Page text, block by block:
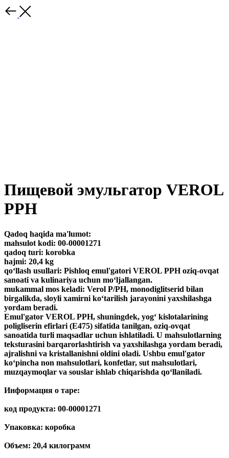
Пищевой эмульгатор VEROL
PPH
Qadoq haqida ma'lumot:
mahsulot kodi: 00-00001271
qadoq turi: korobka
hajmi: 20,4 kg
qo‘llash usullari: Pishloq emul'gatori VEROL PPH oziq-ovqat
sanoati va kulinariya uchun mo‘ljallangan.
mukammal mos keladi: Verol P/PH, monodiglitserid bilan
birgalikda, sloyli xamirni ko‘tarilish jarayonini yaxshilashga
yordam beradi.
Emul'gator VEROL PPH, shuningdek, yog‘ kislotalarining
poligliserin efirlari (E475) sifatida tanilgan, oziq-ovqat
sanoatida turli maqsadlar uchun ishlatiladi. U mahsulotlarning
teksturasini barqarorlashtirish va yaxshilashga yordam beradi,
ajralishni va kristallanishni oldini oladi. Ushbu emul'gator
ko‘pincha non mahsulotlari, konfetlar, sut mahsulotlari,
muzqaymoqlar va souslar ishlab chiqarishda qo‘llaniladi.
Информация о таре:
код продукта: 00-00001271
Упаковка: коробка
Объем: 20,4 килограмм